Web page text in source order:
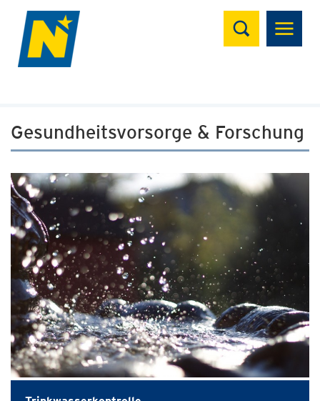
Suchen
Gesundheitsvorsorge & Forschung